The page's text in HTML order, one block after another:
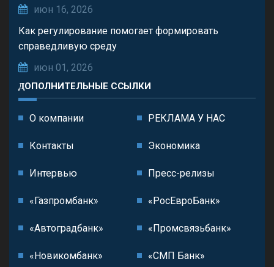
июн 16, 2026
Как регулирование помогает формировать
справедливую среду
июн 01, 2026
ДОПОЛНИТЕЛЬНЫЕ ССЫЛКИ
О компании РЕКЛАМА У НАС
Контакты Экономика
Интервью Пресс-релизы
«Газпромбанк» «РосЕвроБанк»
«Автоградбанк» «Промсвязьбанк»
«Новикомбанк» «СМП Банк»